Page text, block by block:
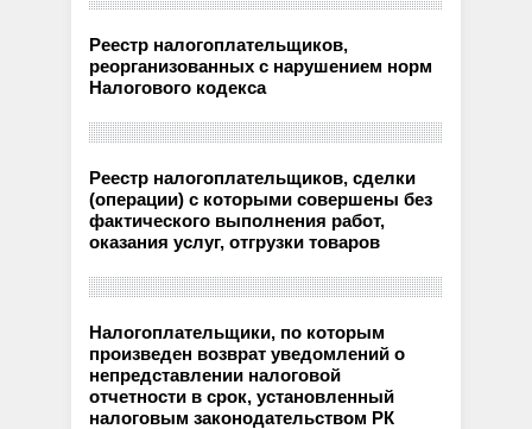
Реестр налогоплательщиков,
реорганизованных с нарушением норм
Налогового кодекса
Реестр налогоплательщиков, сделки
(операции) с которыми совершены без
фактического выполнения работ,
оказания услуг, отгрузки товаров
Налогоплательщики, по которым
произведен возврат уведомлений о
непредставлении налоговой
отчетности в срок, установленный
налоговым законодательством РК